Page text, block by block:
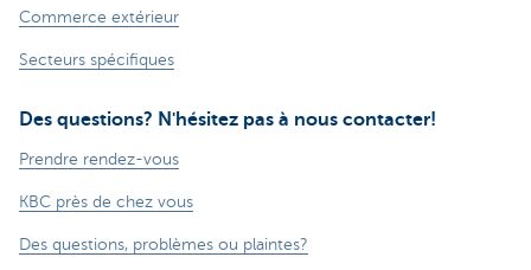
Commerce extérieur
Secteurs spécifiques
Des questions? N'hésitez pas à nous contacter!
Prendre rendez-vous
KBC près de chez vous
Des questions, problèmes ou plaintes?